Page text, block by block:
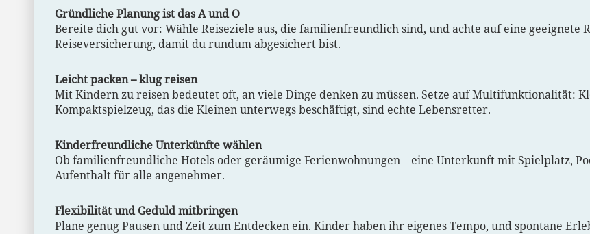
Gründliche Planung ist das A und O
Bereite dich gut vor: Wähle Reiseziele aus, die familienfreundlich sind, und achte auf eine geeignete
Reiseversicherung, damit du rundum abgesichert bist.
Leicht packen – klug reisen
Mit Kindern zu reisen bedeutet oft, an viele Dinge denken zu müssen. Setze auf Multifunktionalität:
Kompaktspielzeug, das die Kleinen unterwegs beschäftigt, sind echte Lebensretter.
Kinderfreundliche Unterkünfte wählen
Ob familienfreundliche Hotels oder geräumige Ferienwohnungen – eine Unterkunft mit Spielplatz,
Aufenthalt für alle angenehmer.
Flexibilität und Geduld mitbringen
Plane genug Pausen und Zeit zum Entdecken ein. Kinder haben ihr eigenes Tempo, und spontane